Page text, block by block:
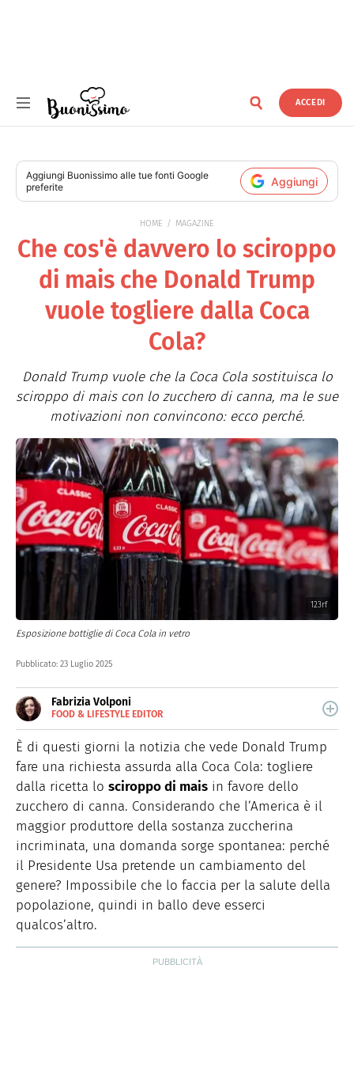
ACCEDI
Aggiungi Buonissimo alle tue fonti Google
preferite
Aggiungi
HOME MAGAZINE
Che cos'è davvero lo sciroppo
di mais che Donald Trump
vuole togliere dalla Coca
Cola?
Donald Trump vuole che la Coca Cola sostituisca lo
sciroppo di mais con lo zucchero di canna, ma le sue
motivazioni non convincono: ecco perché.
123rf
Esposizione bottiglie di Coca Cola in vetro
Pubblicato: 23 Luglio 2025
Fabrizia Volponi
FOOD & LIFESTYLE EDITOR
Nata nella città delle 100 torri, è laureata in Scienze
Storiche. Curiosa e schietta, scrive di lifestyle, food e
green dal 2018.
È di questi giorni la notizia che vede Donald Trump
fare una richiesta assurda alla Coca Cola: togliere
dalla ricetta lo sciroppo di mais in favore dello
zucchero di canna. Considerando che l’America è il
maggior produttore della sostanza zuccherina
incriminata, una domanda sorge spontanea: perché
il Presidente Usa pretende un cambiamento del
genere? Impossibile che lo faccia per la salute della
popolazione, quindi in ballo deve esserci
qualcos’altro.